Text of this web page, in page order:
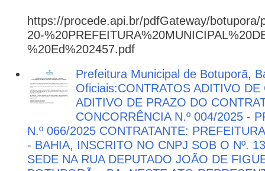
https://procede.api.br/pdfGateway/
20-
%20Ed%202457.pdf
Prefeitura Municipal de Botuporã,
Oficiais:CONTRATOS ADITIVO DE
ADITIVO DE PRAZO DO
CONCORRÊNCIA N.º 004/2025 -
N.º 066/2025 CONTRATANTE:
- BAHIA, INSCRITO NO CNPJ SOB O Nº.
SEDE NA RUA DEPUTADO JOÃO DE